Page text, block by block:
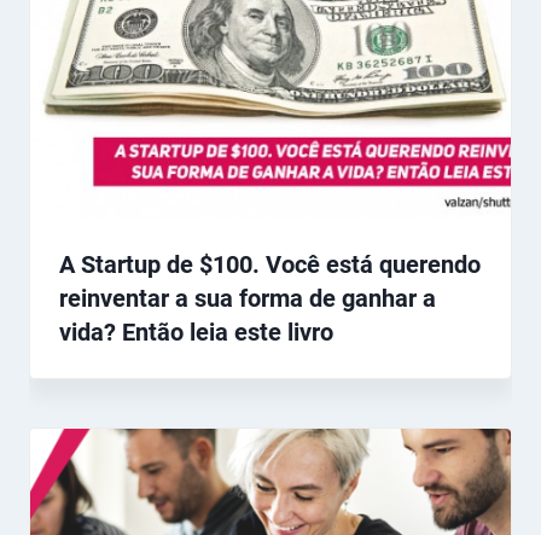
A Startup de $100. Você está querendo
reinventar a sua forma de ganhar a
vida? Então leia este livro